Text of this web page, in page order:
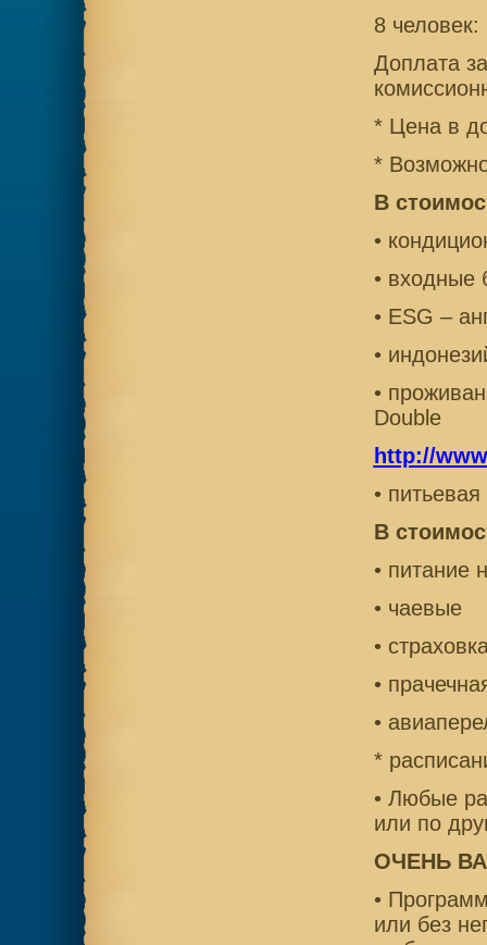
8 человек:
Доплата
* Цена в
*
В
•
• входные
• ESG –
•
•
Double
http://
•
В
• питание
• чаевые
•
•
•
*
• Любые
или по
ОЧЕНЬ
•
или без